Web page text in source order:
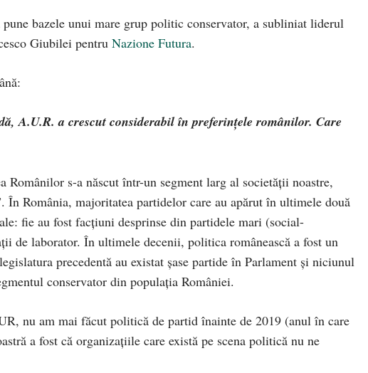
bazele unui mare grup politic conservator, a subliniat liderul
Giubilei pentru Nazione Futura.
A.U.R. a crescut considerabil în preferințele românilor. Care
Românilor s-a născut într-un segment larg al societății noastre,
În România, majoritatea partidelor care au apărut în ultimele două
fie au fost facțiuni desprinse din partidele mari (social-
de laborator. În ultimele decenii, politica românească a fost un
precedentă au existat șase partide în Parlament și niciunul
conservator din populația României.
nu am mai făcut politică de partid înainte de 2019 (anul în care
a fost că organizațiile care există pe scena politică nu ne